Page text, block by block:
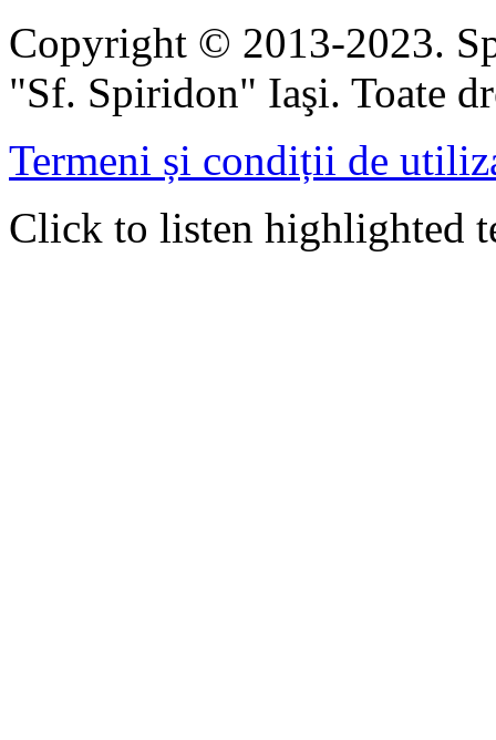
Copyright © 2013-2023.
"Sf. Spiridon" Iaşi. Toate
Termeni și condiții de
Click to listen highlighted